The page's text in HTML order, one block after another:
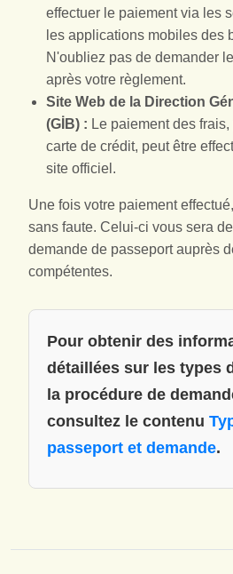
effectuer le paiement via les
les applications mobiles des
N'oubliez pas de demander
après votre règlement.
Site Web de la Direction
(GİB) : Le paiement des
carte de crédit, peut être
site officiel.
Une fois votre paiement
sans faute. Celui-ci vous sera
demande de passeport auprès
compétentes.
Pour obtenir des
détaillées sur les types
la procédure de
consultez le contenu
passeport et demande.